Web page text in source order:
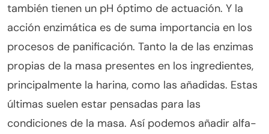
también tienen un pH óptimo de actuación. Y la
acción enzimática es de suma importancia en los
procesos de panificación. Tanto la de las enzimas
propias de la masa presentes en los ingredientes,
principalmente la harina, como las añadidas. Estas
últimas suelen estar pensadas para las
condiciones de la masa. Así podemos añadir alfa-